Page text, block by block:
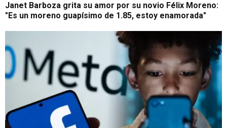
Janet Barboza grita su amor por su novio Félix Moreno:
"Es un moreno guapísimo de 1.85, estoy enamorada"